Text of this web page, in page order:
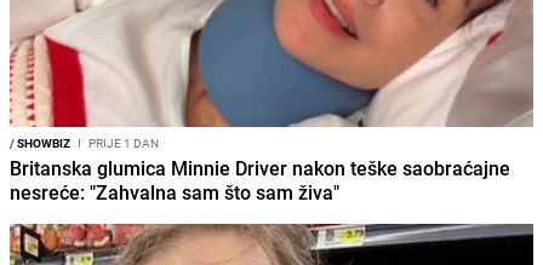
/SHOWBIZ I PRIJE 1 DAN
Britanska glumica Minnie Driver nakon teške saobraćajne
nesreće: "Zahvalna sam što sam živa"